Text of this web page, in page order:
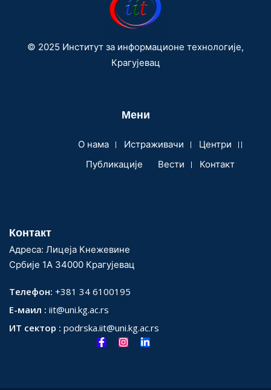
© 2025 Институт за информационе технологије,
Крагујевац
Мени
О нама Истраживачи
Центри
Публикације
Вести Контакт
Контакт
Адреса: Лицеја Кнежевине
Србије 1А 34000 Крагујевац
Телефон: +381 34 6100195
Е-маил : iit@uni.kg.ac.rs
ИТ сектор : podrska.iit@uni.kg.ac.rs